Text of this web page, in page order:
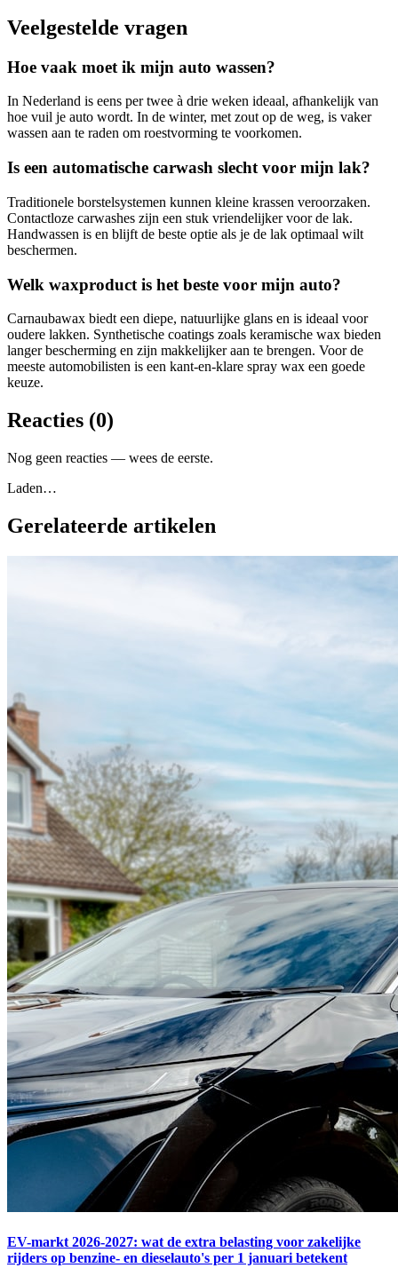
Veelgestelde vragen
Hoe vaak moet ik mijn auto wassen?
In Nederland is eens per twee à drie weken ideaal, afhankelijk van
hoe vuil je auto wordt. In de winter, met zout op de weg, is vaker
wassen aan te raden om roestvorming te voorkomen.
Is een automatische carwash slecht voor mijn lak?
Traditionele borstelsystemen kunnen kleine krassen veroorzaken.
Contactloze carwashes zijn een stuk vriendelijker voor de lak.
Handwassen is en blijft de beste optie als je de lak optimaal wilt
beschermen.
Welk waxproduct is het beste voor mijn auto?
Carnaubawax biedt een diepe, natuurlijke glans en is ideaal voor
oudere lakken. Synthetische coatings zoals keramische wax bieden
langer bescherming en zijn makkelijker aan te brengen. Voor de
meeste automobilisten is een kant-en-klare spray wax een goede
keuze.
Reacties (0)
Nog geen reacties — wees de eerste.
Laden…
Gerelateerde artikelen
EV-markt 2026-2027: wat de extra belasting voor zakelijke
rijders op benzine- en dieselauto's per 1 januari betekent